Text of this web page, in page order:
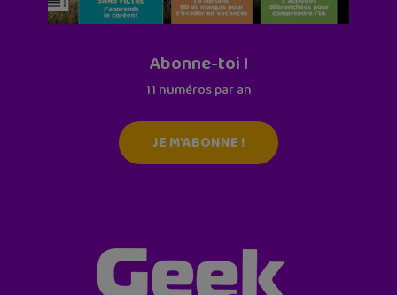
Abonne-toi !
11 numéros par an
JE M'ABONNE !